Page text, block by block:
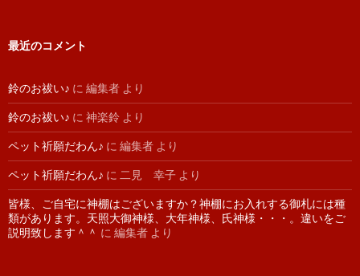
最近のコメント
鈴のお祓い♪ に 編集者 より
鈴のお祓い♪ に 神楽鈴 より
ペット祈願だわん♪ に 編集者 より
ペット祈願だわん♪ に 二見 幸子 より
皆様、ご自宅に神棚はございますか？神棚にお入れする御札には種
類があります。天照大御神様、大年神様、氏神様・・・。違いをご
説明致します＾＾ に 編集者 より